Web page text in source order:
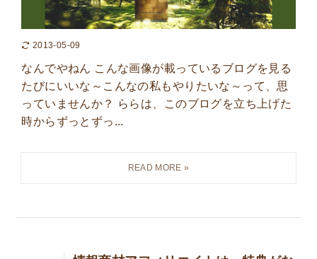
2013-05-09
なんでやねん こんな画像が載っているブログを見る
たびにいいな～こんなの私もやりたいな～って、思
っていませんか？ ららは、このブログを立ち上げた
時からずっとずっ...